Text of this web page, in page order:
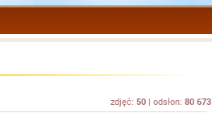
zdjęć: 50 | odsłon: 80 673